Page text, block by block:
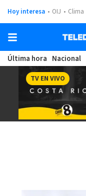
Hoy interesa OIJ Clima
Última hora Nacional
TV EN VIVO